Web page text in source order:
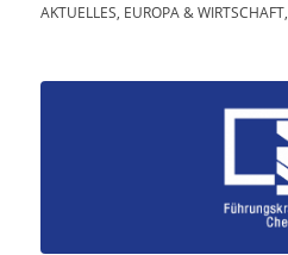
AKTUELLES, EUROPA & WIRTSCHAFT,